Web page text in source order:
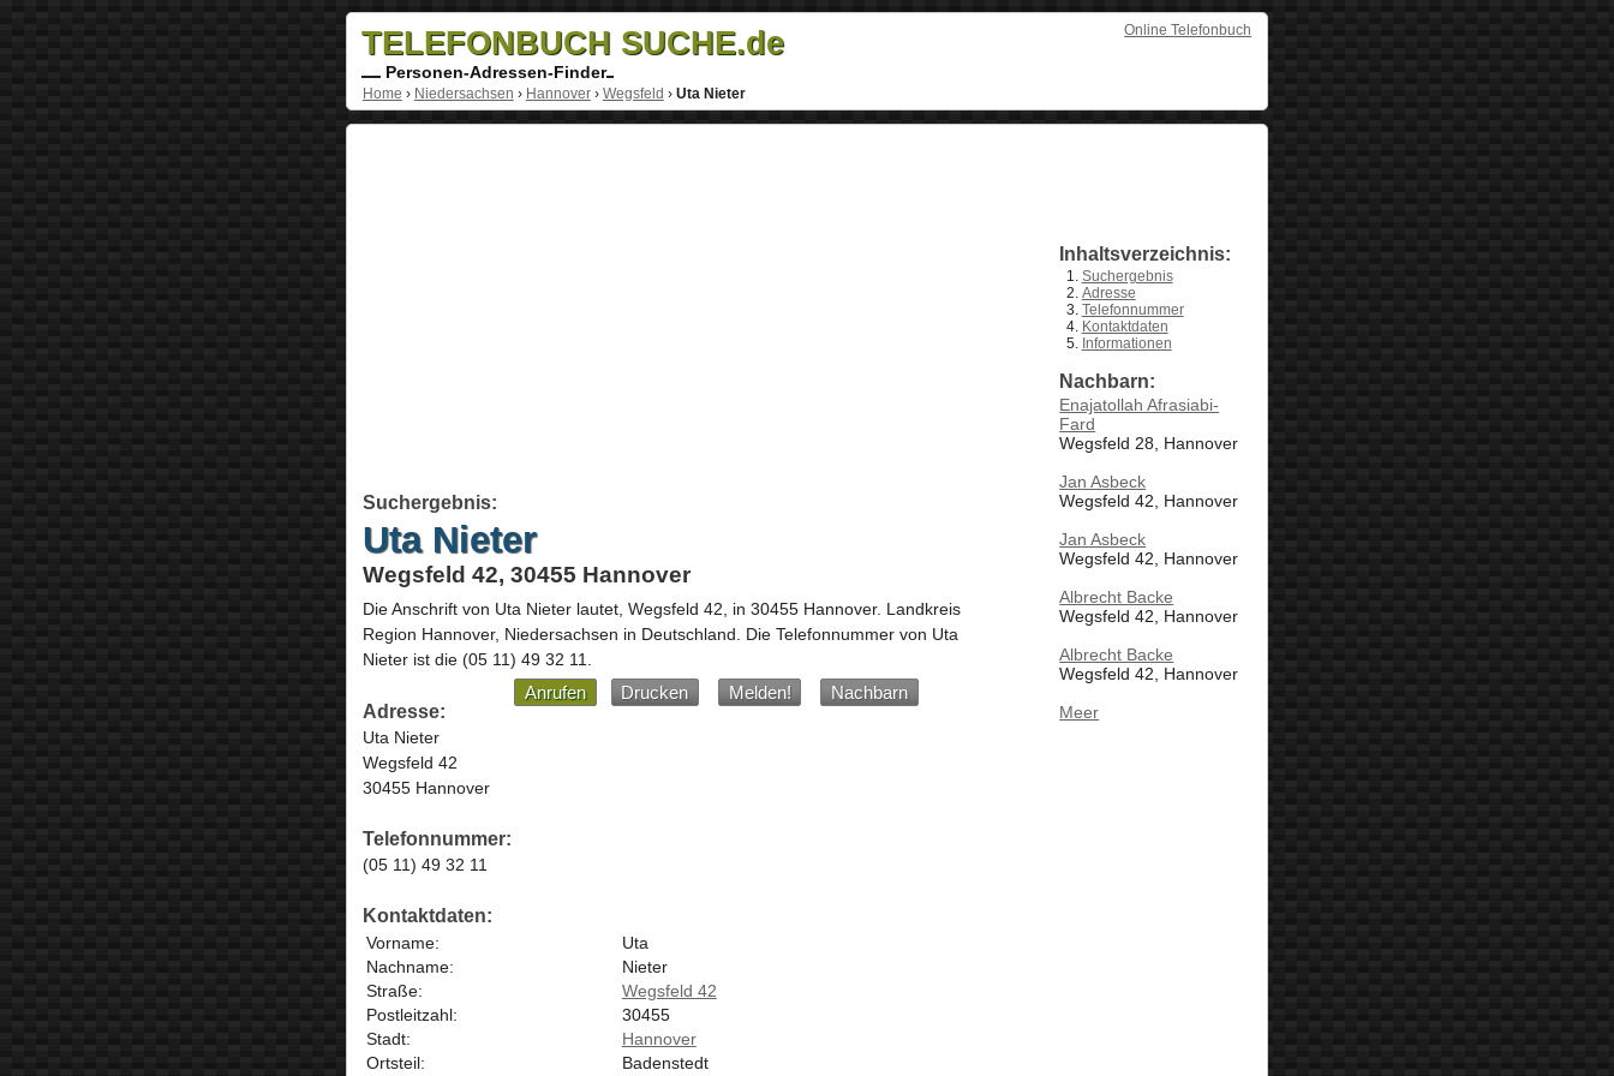
Online Telefonbuch
TELEFONBUCH SUCHE.de
Personen-Adressen-Finder
Home › Niedersachsen › Hannover› Wegsfeld › Uta Nieter
Suchergebnis:
Uta Nieter
Wegsfeld 42, 30455 Hannover
Die Anschrift von Uta Nieterlautet, Wegsfeld 42, in 30455 Hannover. Landkreis
Region Hannover, Niedersachsen in Deutschland. Die Telefonnummer von Uta
Nieter ist die (05 11) 49 32 11.
Anrufen Drucken Melden!
Nachbarn
Adresse:
Uta Nieter
Wegsfeld 42
30455 Hannover
Telefonnummer:
(05 11) 49 32 11
Kontaktdaten:
Vorname:
Uta
Nachname:
Nieter
Straße:
Wegsfeld 42
Postleitzahl:
30455
Stadt:
Hannover
Ortsteil:
Badenstedt
Inhaltsverzeichnis:
Suchergebnis
Adresse
Telefonnummer
Kontaktdaten
Informationen
Nachbarn:
Enajatollah Afrasiabi-
Fard
Wegsfeld 28, Hannover
Jan Asbeck
Wegsfeld 42, Hannover
Jan Asbeck
Wegsfeld 42, Hannover
Albrecht Backe
Wegsfeld 42, Hannover
Albrecht Backe
Wegsfeld 42, Hannover
Meer